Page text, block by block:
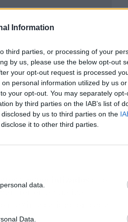
Information
third parties, or processing of your
by us, please use the below opt-out
your opt-out request is processed
personal information utilized by us
your opt-out. You may separately
by third parties on the IAB’s list of
by us to third parties on the
it to other third parties.
data.
Data.
yespecializados
actualizados
calidad en cada